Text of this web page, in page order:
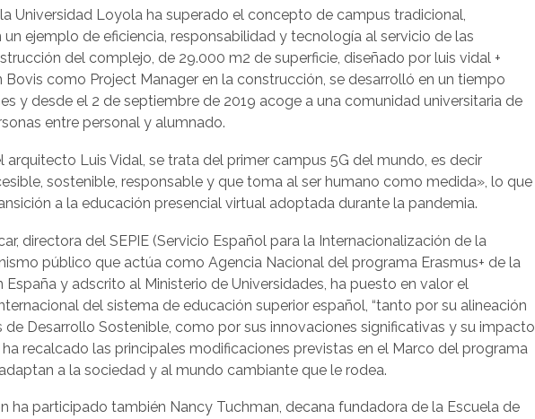
Universidad Loyola ha superado el concepto de campus tradicional,
ejemplo de eficiencia, responsabilidad y tecnología al servicio de las
del complejo, de 29.000 m2 de superficie, diseñado por luis vidal +
como Project Manager en la construcción, se desarrolló en un tiempo
y desde el 2 de septiembre de 2019 acoge a una comunidad universitaria de
entre personal y alumnado.
arquitecto Luis Vidal, se trata del primer campus 5G del mundo, es decir
sostenible, responsable y que toma al ser humano como medida», lo que
a la educación presencial virtual adoptada durante la pandemia.
directora del SEPIE (Servicio Español para la Internacionalización de la
público que actúa como Agencia Nacional del programa Erasmus+ de la
España y adscrito al Ministerio de Universidades, ha puesto en valor el
del sistema de educación superior español, “tanto por su alineación
de Desarrollo Sostenible, como por sus innovaciones significativas y su impacto
ha recalcado las principales modificaciones previstas en el Marco del programa
a la sociedad y al mundo cambiante que le rodea.
ha participado también Nancy Tuchman, decana fundadora de la Escuela de